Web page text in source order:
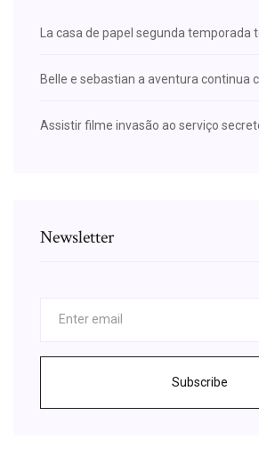
La casa de papel segunda temporada
Belle e sebastian a aventura continua
Assistir filme invasão ao serviço
Newsletter
Subscribe